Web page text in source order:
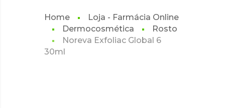
Home
Loja - Farmácia Online
Dermocosmética
Rosto
Noreva Exfoliac Global 6
30ml